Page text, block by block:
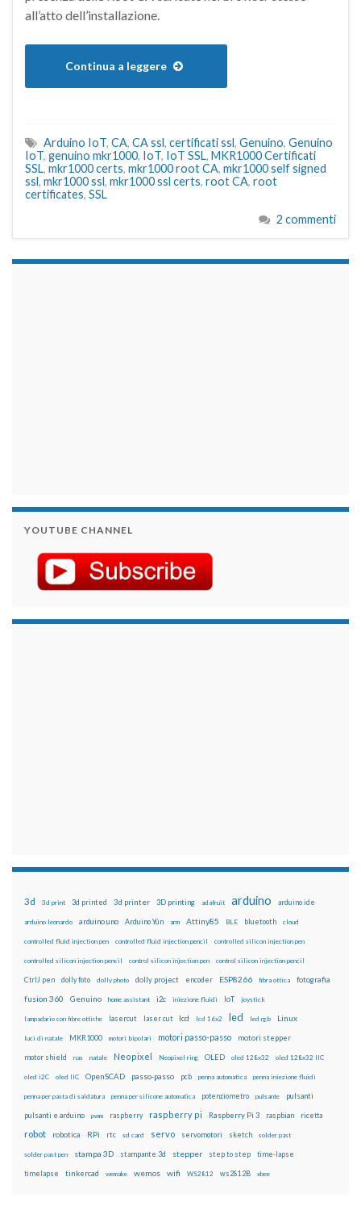
all’atto dell’installazione.
Continua a leggere
Arduino IoT, CA, CA ssl, certificati ssl, Genuino, Genuino
IoT, genuino mkr1000, IoT, IoT SSL, MKR1000 Certificati
SSL, mkr1000 certs, mkr1000 root CA, mkr1000 self signed
ssl, mkr1000 ssl, mkr1000 ssl certs, root CA, root
certificates, SSL
2 commenti
YOUTUBE CHANNEL
3d 3d print 3d printed 3d printer 3D printing adafruit arduino arduino ide
arduino leonardo arduino uno Arduino Yún arm Attiny85 BLE bluetooth cloud
controlled fluid injection pen controlled fluid injection pencil controlled silicon injection pen
controlled silicon injection pencil control silicon injection pen control silicon injection pencil
CtrlJ pen dolly foto dolly photo dolly project encoder ESP8266 fibra ottica fotografia
fusion 360 Genuino home assistant i2c iniezione fluidi IoT joystick
lampadario con fibre ottiche lasercut laser cut lcd lcd 16x2 led led rgb Linux
luci di natale MKR1000 motori bipolari motori passo-passo motori stepper
motor shield nas natale Neopixel Neopixel ring OLED oled 128x32 oled 128x32 IIC
oled i2C oled IIC OpenSCAD passo-passo pcb penna automatica penna iniezione fluidi
penna per pasta di saldatura penna per silicone automatica potenziometro pulsante pulsanti
pulsanti e arduino pwm raspberry raspberry pi Raspberry Pi 3 raspbian ricetta
robot robotica RPi rtc sd card servo servomotori sketch solder past
solder past pen stampa 3D stampante 3d stepper step to step time-lapse
timelapse tinkercad wemake wemos wifi WS2812 ws2812B xbee